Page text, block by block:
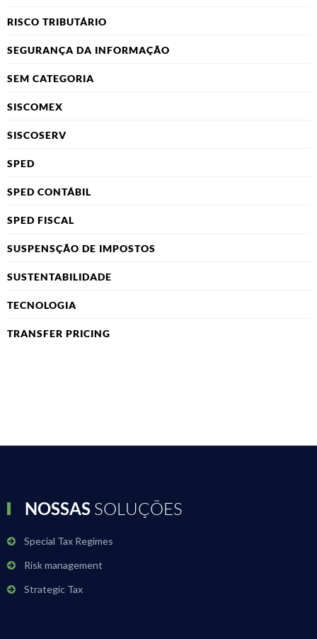
RISCO TRIBUTÁRIO
SEGURANÇA DA INFORMAÇÃO
SEM CATEGORIA
SISCOMEX
SISCOSERV
SPED
SPED CONTÁBIL
SPED FISCAL
SUSPENSÇÃO DE IMPOSTOS
SUSTENTABILIDADE
TECNOLOGIA
TRANSFER PRICING
NOSSAS SOLUÇÕES
Special Tax Regimes
Risk management
Strategic Tax